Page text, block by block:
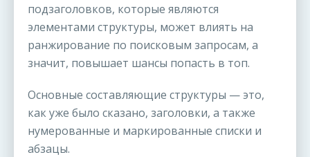
подзаголовков, которые являются
элементами структуры, может влиять на
ранжирование по поисковым запросам, а
значит, повышает шансы попасть в топ.
Основные составляющие структуры — это,
как уже было сказано, заголовки, а также
нумерованные и маркированные списки и
абзацы.